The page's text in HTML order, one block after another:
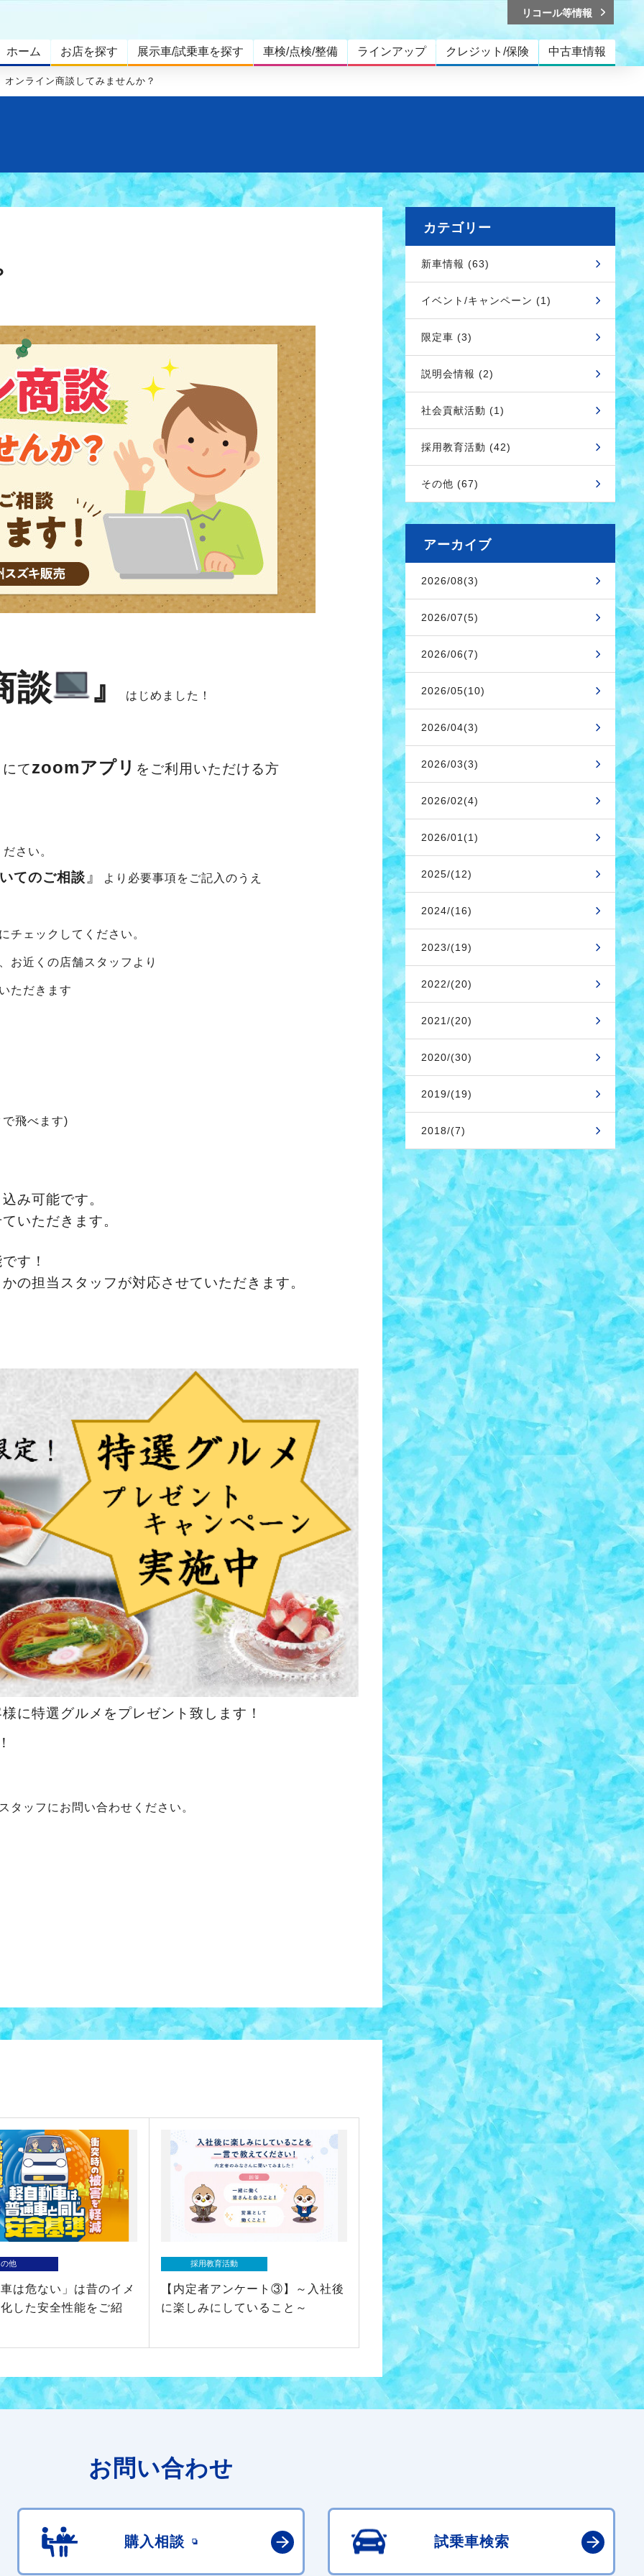
ホーム お店を探す 展示車/試乗車を探す 車検/点検/整備 ラインアップ クレジット/保険 中古車情報
リコール等情報
オンライン商談してみませんか？
談 』 はじめました！
てzoomアプリ をご利用いただける方
さい。
てのご相談 』 より 必要事項をご記入のうえ
ェックしてください。
お近くの店舗スタッフより
ただきます
飛べます)
み可能です。
いただきます。
す！
の担当スタッフが対応させていただきます。
に特選グルメをプレゼント致します！
タッフにお問い合わせください。
他
は危ない」は昔のイメ
した安全性能をご紹
採用教育活動
【内定者アンケート③】～入社後
に楽しみにしていること～
カテゴリー
新車情報 (63)
イベント/キャンペーン (1)
限定車 (3)
説明会情報 (2)
社会貢献活動 (1)
採用教育活動 (42)
その他 (67)
アーカイブ
2026/08(3)
2026/07(5)
2026/06(7)
2026/05(10)
2026/04(3)
2026/03(3)
2026/02(4)
2026/01(1)
2025/(12)
2024/(16)
2023/(19)
2022/(20)
2021/(20)
2020/(30)
2019/(19)
2018/(7)
お問い合わせ
購入相談 試乗車検索